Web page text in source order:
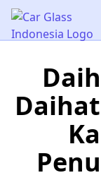
Car Glass